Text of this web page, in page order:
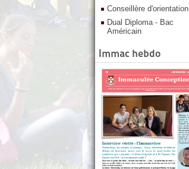
Conseillère d'orientation
Dual Diploma - Bac
Américain
Immac hebdo